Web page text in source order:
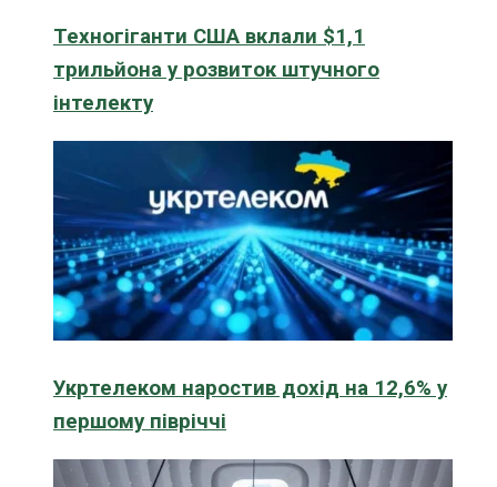
Техногіганти США вклали $1,1
трильйона у розвиток штучного
інтелекту
Укртелеком наростив дохід на 12,6% у
першому півріччі